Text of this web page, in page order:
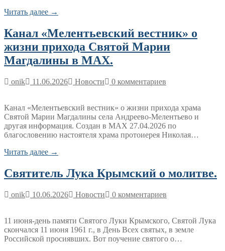
Читать далее →
Канал «Мелентьевский вестник» о
жизни прихода Святой Марии
Магдалины в МАХ.
onik 11.06.2026 Новости 0 комментариев
Канал «Мелентьевский вестник» о жизни прихода храма
Святой Марии Магдалины села Андреево-Мелентьево и
другая информация. Создан в МАХ 27.04.2026 по
благословению настоятеля храма протоиерея Николая…
Читать далее →
Святитель Лука Крымский о молитве.
onik 10.06.2026 Новости 0 комментариев
11 июня-день памяти Святого Луки Крымского, Святой Лука
скончался 11 июня 1961 г., в День Всех святых, в земле
Российской просиявших. Вот поучение святого о…